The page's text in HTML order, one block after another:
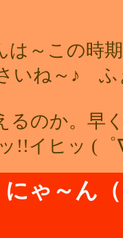
は～この時
いね～♪ ふ
るのか。
!!イヒッ (
ゃ～ん